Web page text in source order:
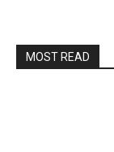
MOST READ